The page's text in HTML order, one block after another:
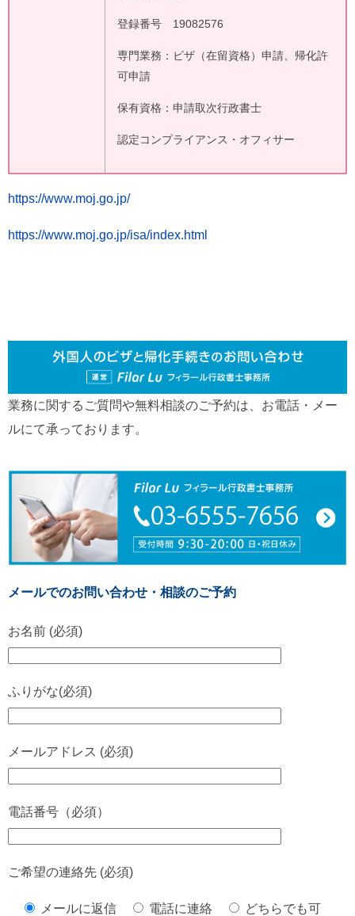
登録番号 19082576
専門業務：ビザ（在留資格）申請、帰化許
可申請
保有資格：申請取次行政書士
認定コンプライアンス・オフィサー
https://www.moj.go.jp/
https://www.moj.go.jp/isa/index.html
業務に関するご質問や無料相談のご予約は、お電話・メー
ルにて承っております。
メールでのお問い合わせ・相談のご予約
お名前 (必須)
ふりがな(必須)
メールアドレス (必須)
電話番号（必須）
ご希望の連絡先 (必須)
メールに返信 電話に連絡 どちらでも可